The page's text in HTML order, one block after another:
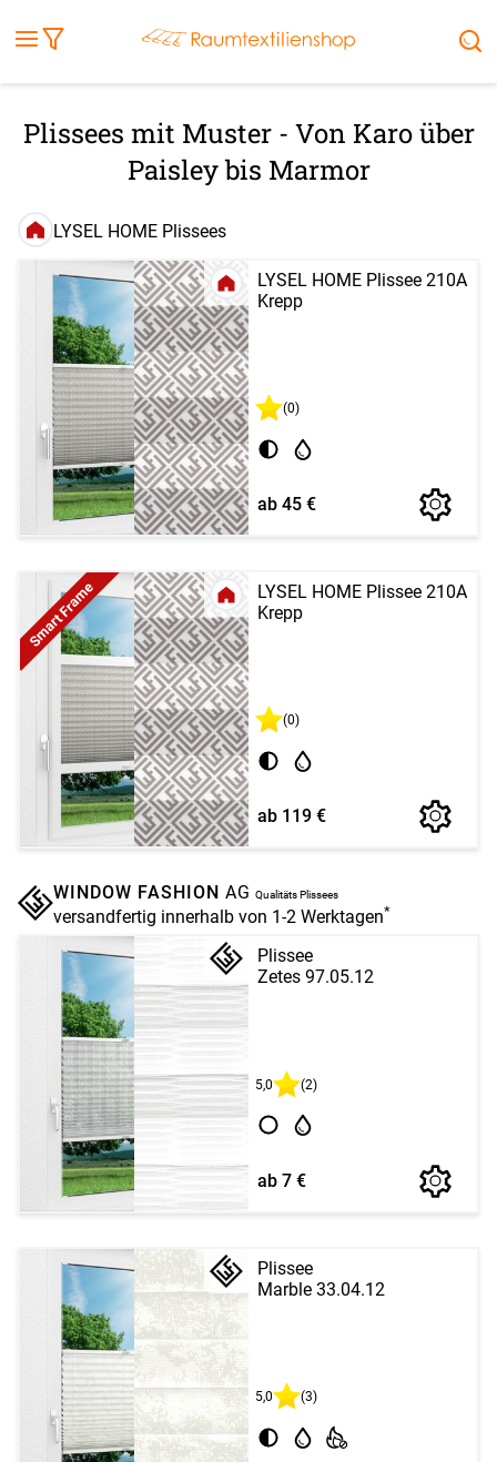
Außenrollo
Stoffe
Markise Sonnensegel
Plissees mit Muster - Von Karo über
Paisley bis Marmor
LYSEL HOME Plissees
LYSEL HOME Plissee 210A
Krepp
(0)
ab 45 €
LYSEL HOME Plissee 210A
Krepp
Smart Frame
(0)
ab 119 €
WINDOW FASHION AG Qualitäts Plissees
versandfertig innerhalb von 1-2 Werktagen*
Plissee
Zetes 97.05.12
5,0 (2)
ab 7 €
Plissee
Marble 33.04.12
5,0 (3)